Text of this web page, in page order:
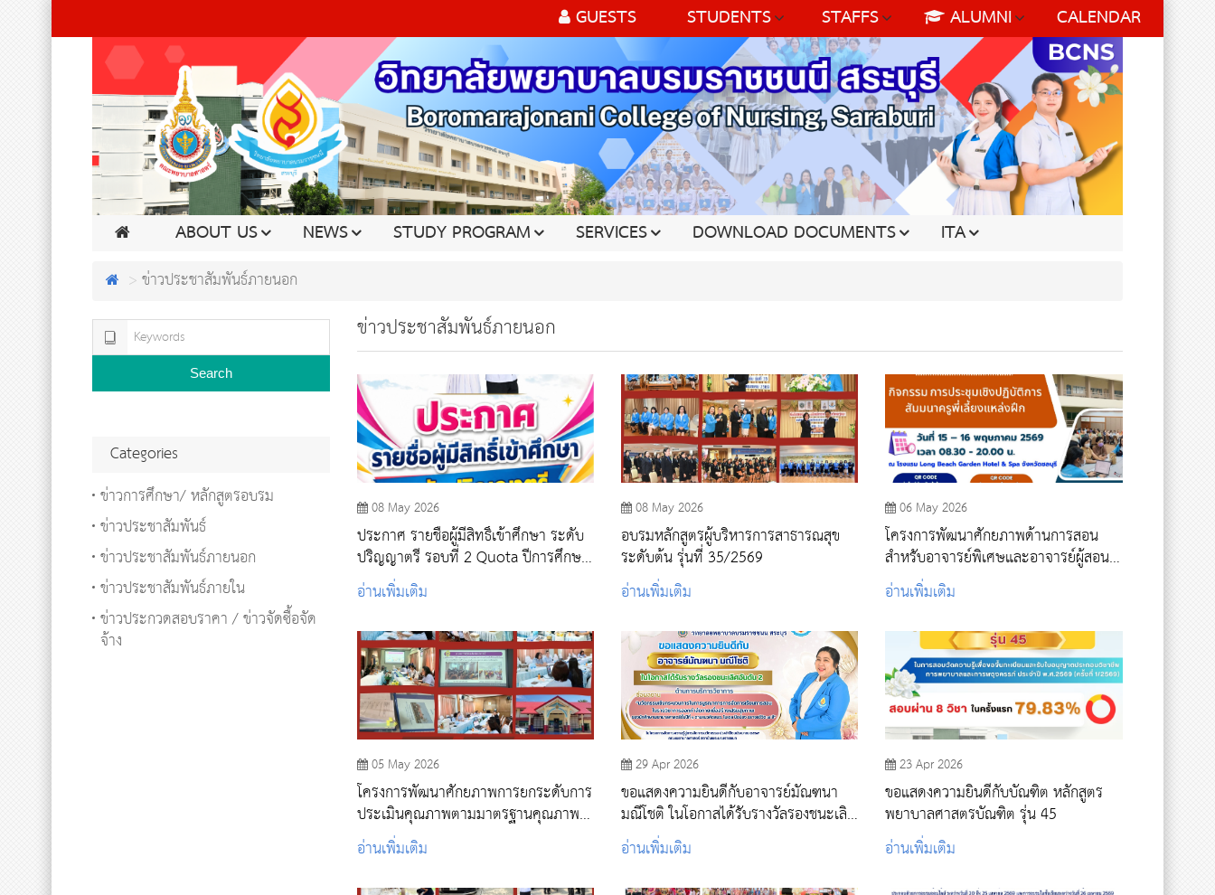
GUESTS STUDENTS STAFFS ALUMNI CALENDAR
ABOUT US NEWS STUDY PROGRAM SERVICES DOWNLOAD DOCUMENTS ITA
ข่าวประชาสัมพันธ์ภายนอก
ข่าวประชาสัมพันธ์ภายนอก
08 May 2026
ประกาศ รายชื่อผู้มีสิทธิ์เข้าศึกษา ระดับ
ปริญญาตรี รอบที่ 2 Quota ปีการศึกษา
2569
อ่านเพิ่มเติม
08 May 2026
อบรมหลักสูตรผู้บริหารการสาธารณสุข
ระดับต้น รุ่นที่ 35/2569
อ่านเพิ่มเติม
06 May 2026
โครงการพัฒนาศักยภาพด้านการสอน
สำหรับอาจารย์พิเศษและอาจารย์ผู้สอน
ภาคปฏิบัติ กิจกรรม การประชุมเชิง
ปฏิบัติการสัมมนาครูพี่เลี้ยงแหล่งฝึก
อ่านเพิ่มเติม
05 May 2026
โครงการพัฒนาศักยภาพการยกระดับการ
ประเมินคุณภาพตามมาตรฐานคุณภาพ
หน่วยบริการปฐมภูมิ
อ่านเพิ่มเติม
29 Apr 2026
ขอแสดงความยินดีกับอาจารย์มัณฑนา
มณีโชติ ในโอกาสได้รับรางวัลรองชนะเลิศ
อันดับ 2
อ่านเพิ่มเติม
23 Apr 2026
ขอแสดงความยินดีกับบัณฑิต หลักสูตร
พยาบาลศาสตรบัณฑิต รุ่น 45
อ่านเพิ่มเติม
Search
Categories
ข่าวการศึกษา/ หลักสูตรอบรม
ข่าวประชาสัมพันธ์
ข่าวประชาสัมพันธ์ภายนอก
ข่าวประชาสัมพันธ์ภายใน
ข่าวประกวดสอบราคา / ข่าวจัดซื้อจัด
จ้าง